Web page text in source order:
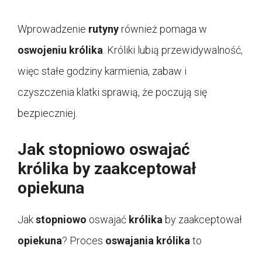
Wprowadzenie rutynyrównież pomaga w
oswojeniu królika . Króliki lubią przewidywalność,
więc stałe godziny karmienia, zabaw i
czyszczenia klatki sprawią, że poczują się
bezpieczniej.
Jak stopniowo oswajać
królika by zaakceptował
opiekuna
Jakstopniowo oswajać królika by zaakceptował
opiekuna? Proces oswajania królika to